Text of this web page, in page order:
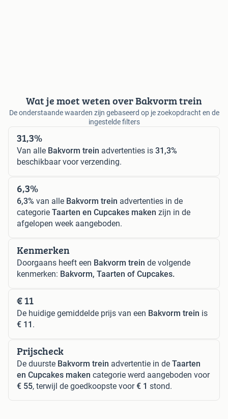
Wat je moet weten over Bakvorm trein
De onderstaande waarden zijn gebaseerd op je zoekopdracht en de
ingestelde filters
31,3%
Van alle Bakvorm trein advertenties is 31,3%
beschikbaar voor verzending.
6,3%
6,3% van alle Bakvorm trein advertenties in de
categorie Taarten en Cupcakes maken zijn in de
afgelopen week aangeboden.
Kenmerken
Doorgaans heeft een Bakvorm trein de volgende
kenmerken: Bakvorm, Taarten of Cupcakes.
€ 11
De huidige gemiddelde prijs van een Bakvorm trein is
€ 11 .
Prijscheck
De duurste Bakvorm trein advertentie in de Taarten
en Cupcakes maken categorie werd aangeboden voor
€ 55, terwijl de goedkoopste voor€ 1 stond.